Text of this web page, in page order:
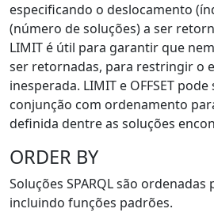
especificando o deslocamento
(número de soluções) a ser
LIMIT é útil para garantir que
ser retornadas, para restringir o
inesperada. LIMIT e OFFSET
conjunção com ordenamento
definida dentre as soluções
ORDER BY
Soluções SPARQL são ordenadas
incluindo funções padrões.